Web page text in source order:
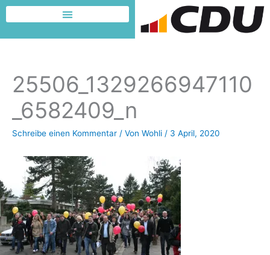
Zum
Inhalt
springen
25506_1329266947110
_6582409_n
Schreibe einen Kommentar / Von Wohli / 3 April, 2020